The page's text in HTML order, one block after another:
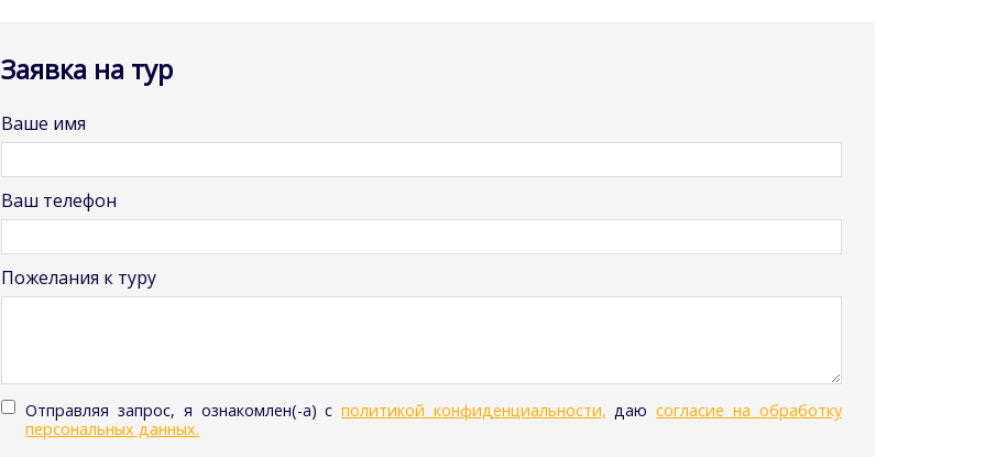
Заявка на тур
Ваше имя
Ваш телефон
Пожелания к туру
Отправляя запрос, я ознакомлен(-а) с политикой конфиденциальности, даюсогласие на обработку
персональных данных.